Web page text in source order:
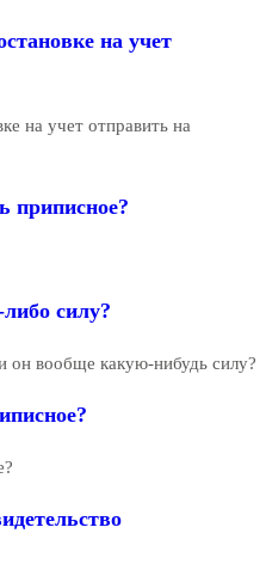
на учет
на учет отправить на
приписное?
силу?
он вообще какую-нибудь силу?